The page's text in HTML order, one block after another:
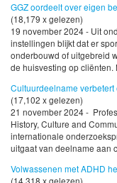
GGZ oordeelt over eigen
(18,179 x gelezen)
19 november 2024 - Uit
instellingen blijkt dat er
onderbouwd of uitgebreid
de huisvesting op cliënten.
Cultuurdeelname
(17,102 x gelezen)
21 november 2024 -
History, Culture and
internationale
uitgaat van deelname aan
Volwassenen met ADHD
(14,318 x gelezen)